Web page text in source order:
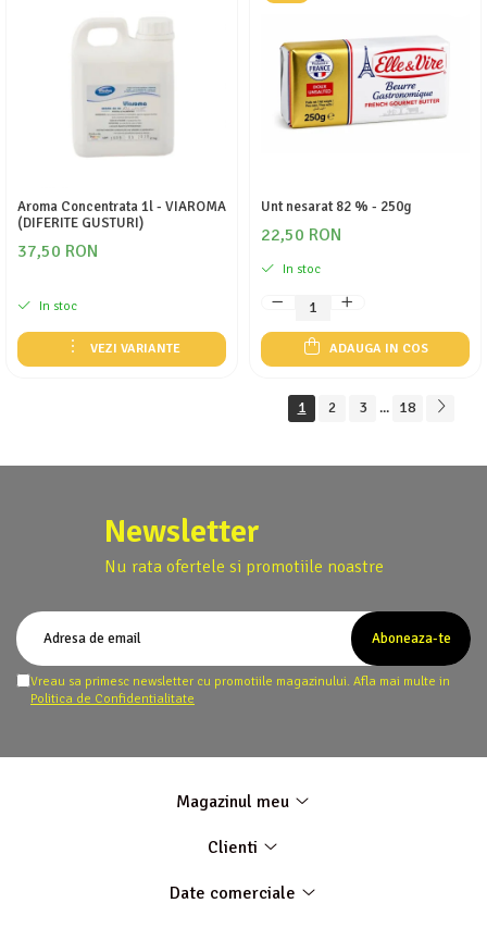
Aroma Concentrata 1l - VIAROMA
(DIFERITE GUSTURI)
37,50 RON
In stoc
VEZI VARIANTE
Unt nesarat 82 % - 250g
22,50 RON
In stoc
ADAUGA IN COS
1 2 3 ... 18
Newsletter
Nu rata ofertele si promotiile noastre
Vreau sa primesc newsletter cu promotiile magazinului. Afla mai multe in
Politica de Confidentialitate
Magazinul meu
Clienti
Date comerciale